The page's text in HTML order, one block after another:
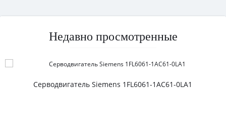
Недавно просмотренные
Серводвигатель Siemens 1FL6061-1AC61-0LA1